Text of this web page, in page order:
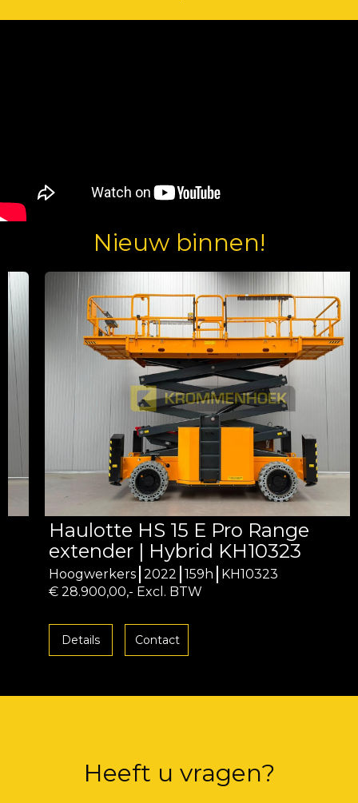
Nieuw binnen!
Haulotte HS 15 E Pro Range
extender | Hybrid KH10323
Hoogwerkers 2022 159h
KH10323
€ 28.900,00,- Excl. BTW
Details Contact
Heeft u vragen?